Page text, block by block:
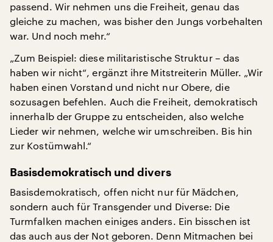
passend. Wir nehmen uns die Freiheit, genau das
gleiche zu machen, was bisher den Jungs vorbehalten
war. Und noch mehr.“
„Zum Beispiel: diese militaristische Struktur – das
haben wir nicht“, ergänzt ihre Mitstreiterin Müller. „Wir
haben einen Vorstand und nicht nur Obere, die
sozusagen befehlen. Auch die Freiheit, demokratisch
innerhalb der Gruppe zu entscheiden, also welche
Lieder wir nehmen, welche wir umschreiben. Bis hin
zur Kostümwahl.“
Basisdemokratisch und divers
Basisdemokratisch, offen nicht nur für Mädchen,
sondern auch für Transgender und Diverse: Die
Turmfalken machen einiges anders. Ein bisschen ist
das auch aus der Not geboren. Denn Mitmachen bei